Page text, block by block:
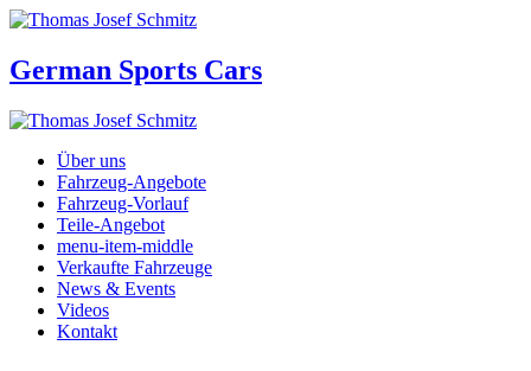
German Sports Cars
Über uns
Fahrzeug-Angebote
Fahrzeug-Vorlauf
Teile-Angebot
menu-item-middle
Verkaufte Fahrzeuge
News & Events
Videos
Kontakt